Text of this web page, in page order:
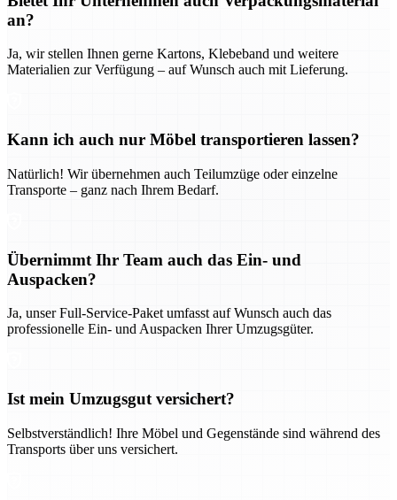
an?
Ja, wir stellen Ihnen gerne Kartons, Klebeband und weitere
Materialien zur Verfügung – auf Wunsch auch mit Lieferung.
Kann ich auch nur Möbel transportieren lassen?
Natürlich! Wir übernehmen auch Teilumzüge oder einzelne
Transporte – ganz nach Ihrem Bedarf.
Übernimmt Ihr Team auch das Ein- und
Auspacken?
Ja, unser Full-Service-Paket umfasst auf Wunsch auch das
professionelle Ein- und Auspacken Ihrer Umzugsgüter.
Ist mein Umzugsgut versichert?
Selbstverständlich! Ihre Möbel und Gegenstände sind während des
Transports über uns versichert.